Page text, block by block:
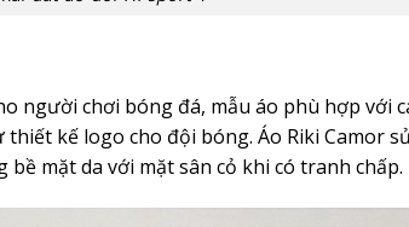
người chơi bóng đá, mẫu áo phù hợp với
kế logo cho đội bóng. Áo Riki Camor
mặt da với mặt sân cỏ khi có tranh chấp.